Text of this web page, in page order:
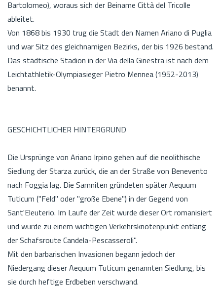
Bartolomeo), woraus sich der Beiname Città del Tricolle
ableitet.
Von 1868 bis 1930 trug die Stadt den Namen Ariano di Puglia
und war Sitz des gleichnamigen Bezirks, der bis 1926 bestand.
Das städtische Stadion in der Via della Ginestra ist nach dem
Leichtathletik-Olympiasieger Pietro Mennea (1952-2013)
benannt.
GESCHICHTLICHER HINTERGRUND
Die Ursprünge von Ariano Irpino gehen auf die neolithische
Siedlung der Starza zurück, die an der Straße von Benevento
nach Foggia lag. Die Samniten gründeten später Aequum
Tuticum ("Feld" oder "große Ebene") in der Gegend von
Sant'Eleuterio. Im Laufe der Zeit wurde dieser Ort romanisiert
und wurde zu einem wichtigen Verkehrsknotenpunkt entlang
der Schafsroute Candela-Pescasseroli".
Mit den barbarischen Invasionen begann jedoch der
Niedergang dieser Aequum Tuticum genannten Siedlung, bis
sie durch heftige Erdbeben verschwand.